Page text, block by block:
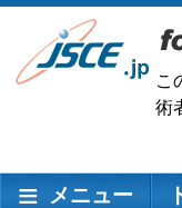
メ
ン
こ
術
メインナビゲーシ
メニュー